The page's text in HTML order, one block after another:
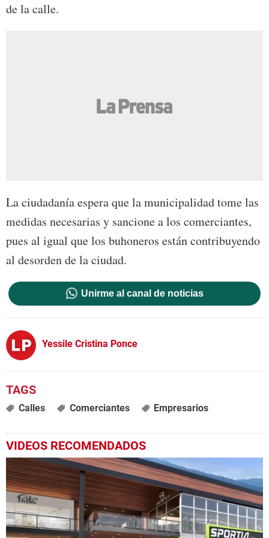
de la calle.
La ciudadanía espera que la municipalidad tome las
medidas necesarias y sancione a los comerciantes,
pues al igual que los buhoneros están contribuyendo
al desorden de la ciudad.
Unirme al canal de noticias
Yessile Cristina Ponce
Calles Comerciantes Empresarios
VIDEOS RECOMENDADOS